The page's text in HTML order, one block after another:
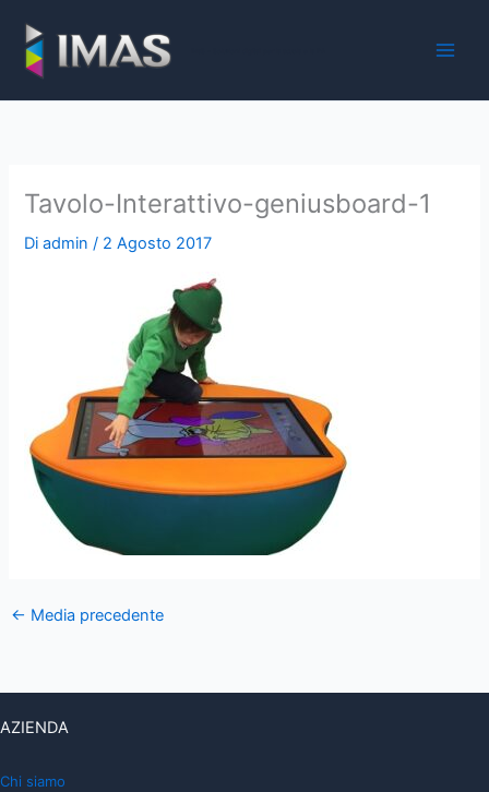
contenuto
Tavolo-Interattivo-geniusboard-1
Diadmin/ 2 Agosto 2017
← Media precedente
AZIENDA
Chi siamo